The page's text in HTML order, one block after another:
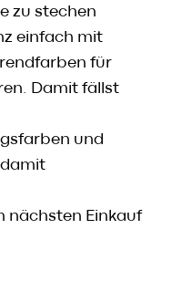
zu stechen
einfach mit
für
Damit fällst
und
damit
nächsten Einkauf